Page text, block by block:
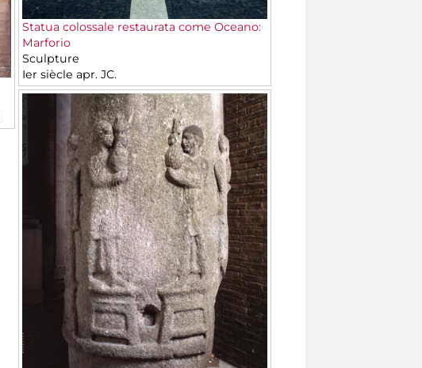
Statua colossale restaurata come Oceano:
Marforio
Sculpture
Ier siècle apr. JC.